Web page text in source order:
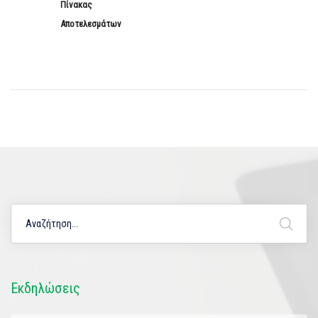
Πίνακας
Αποτελεσμάτων
Εκδηλώσεις